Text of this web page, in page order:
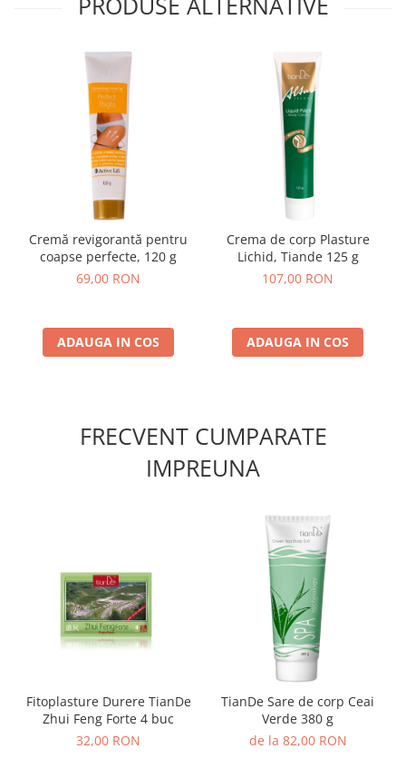
Cremă revigorantă pentru
coapse perfecte, 120 g
69,00 RON
ADAUGA IN COS
Crema de corp Plasture
Lichid, Tiande 125 g
107,00 RON
ADAUGA IN COS
FRECVENT CUMPARATE
IMPREUNA
Fitoplasture Durere TianDe
Zhui Feng Forte 4 buc
32,00 RON
TianDe Sare de corp Ceai
Verde 380 g
de la 82,00 RON